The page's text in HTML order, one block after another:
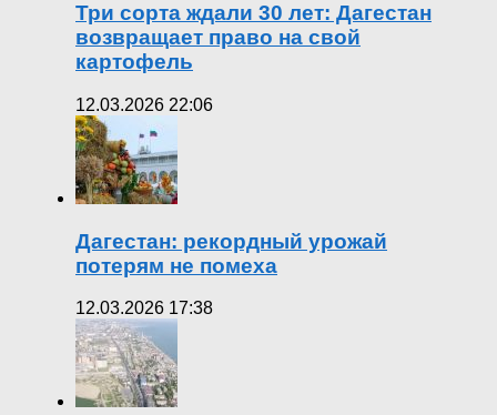
Три сорта ждали 30 лет: Дагестан
возвращает право на свой
картофель
12.03.2026 22:06
Дагестан: рекордный урожай
потерям не помеха
12.03.2026 17:38